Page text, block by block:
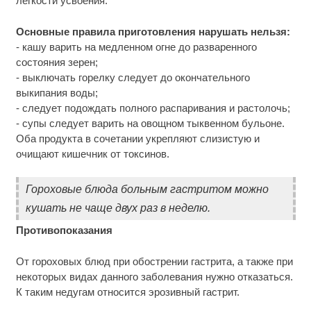
Основные правила приготовления нарушать нельзя:
- кашу варить на медленном огне до разваренного
состояния зерен;
- выключать горелку следует до окончательного
выкипания воды;
- следует подождать полного распаривания и растолочь;
- супы следует варить на овощном тыквенном бульоне.
Оба продукта в сочетании укрепляют слизистую и
очищают кишечник от токсинов.
Гороховые блюда больным гастритом можно
кушать не чаще двух раз в неделю.
Противопоказания
От гороховых блюд при обострении гастрита, а также при
некоторых видах данного заболевания нужно отказаться.
К таким недугам относится эрозивный гастрит.